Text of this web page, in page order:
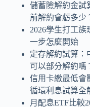
儲蓄險解約金試
前解約會虧多少
2026學生打工
一步怎麼開始
定存解約試算：
可以部分解約嗎
信用卡繳最低會
循環利息試算全
月配息ETF比較